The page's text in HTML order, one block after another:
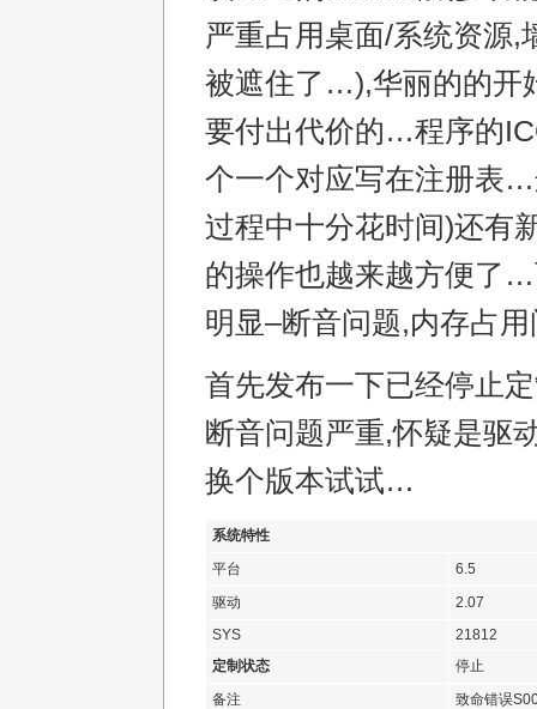
严重占用桌面/系统资源,
被遮住了…),华丽的的开
要付出代价的…程序的
个一个对应写在注册表
过程中十分花时间)还有
的操作也越来越方便了
明显–断音问题,内存占
首先发布一下已经停止
断音问题严重,怀疑是驱
换个版本试试…
系统特性
平台
6.5
驱动
2.07
SYS
21812
定制状态
停止
备注
致命错误